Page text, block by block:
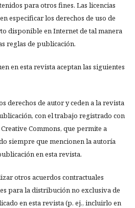
para otros fines. Las licencias
especificar los derechos de uso de
disponible en Internet de tal manera
reglas de publicación.
en esta revista aceptan las siguientes
derechos de autor y ceden a la revista
con el trabajo registrado con
Commons, que permite a
siempre que mencionen la autoría
en esta revista.
otros acuerdos contractuales
para la distribución no exclusiva de
en esta revista (p. ej., incluirlo en